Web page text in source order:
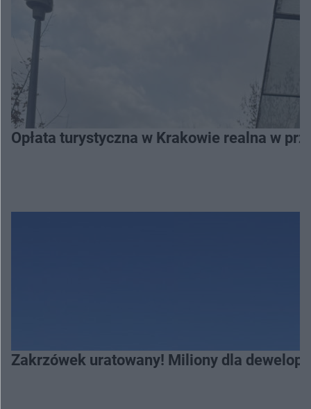
Opłata turystyczna w Krakowie realna w
Zakrzówek uratowany! Miliony dla